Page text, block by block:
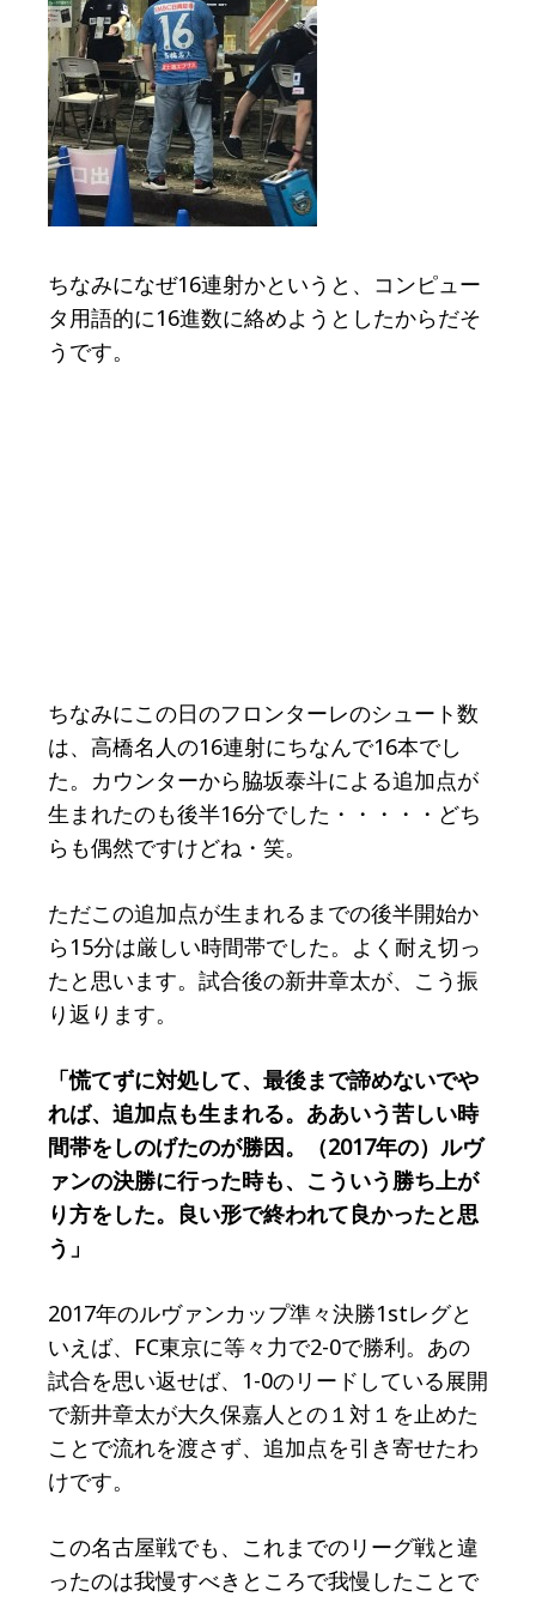
ちなみになぜ16連射かというと、コンピュー
タ用語的に16進数に絡めようとしたからだそ
うです。
ちなみにこの日のフロンターレのシュート数
は、高橋名人の16連射にちなんで16本でし
た。カウンターから脇坂泰斗による追加点が
生まれたのも後半16分でした・・・・・どち
らも偶然ですけどね・笑。
ただこの追加点が生まれるまでの後半開始か
ら15分は厳しい時間帯でした。よく耐え切っ
たと思います。試合後の新井章太が、こう振
り返ります。
「慌てずに対処して、最後まで諦めないでや
れば、追加点も生まれる。ああいう苦しい時
間帯をしのげたのが勝因。（2017年の）ルヴ
ァンの決勝に行った時も、こういう勝ち上が
り方をした。良い形で終われて良かったと思
う」
2017年のルヴァンカップ準々決勝1stレグと
いえば、FC東京に等々力で2-0で勝利。あの
試合を思い返せば、1-0のリードしている展開
で新井章太が大久保嘉人との１対１を止めた
ことで流れを渡さず、追加点を引き寄せたわ
けです。
この名古屋戦でも、これまでのリーグ戦と違
ったのは我慢すべきところで我慢したことで